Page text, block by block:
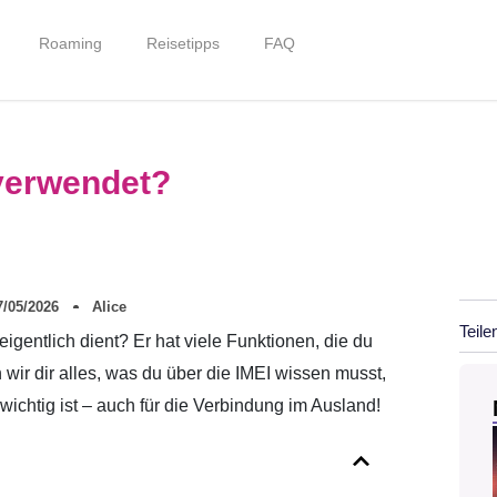
Roaming Reisetipps FAQ
05/2026 Alice
dient? Er hat viele Funktionen, die du
dir alles, was du über die IMEI wissen musst,
ist – auch für die Verbindung im Ausland!